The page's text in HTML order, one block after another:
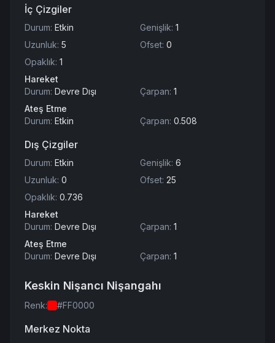
İç Çizgiler
Durum: Etkin Genişlik: 1
Uzunluk: 5 Ofset: 0
Opaklık: 1
Hareket
Durum: Devre Dışı Çarpan: 1
Ateş Etme
Durum: Etkin Çarpan: 0.508
Dış Çizgiler
Durum: Etkin Genişlik: 6
Uzunluk: 0 Ofset: 25
Opaklık: 0.736
Hareket
Durum: Devre Dışı Çarpan: 1
Ateş Etme
Durum: Devre Dışı Çarpan: 1
Keskin Nişancı Nişangahı
Renk: #FF0000
Merkez Nokta